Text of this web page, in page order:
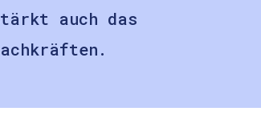
auch das